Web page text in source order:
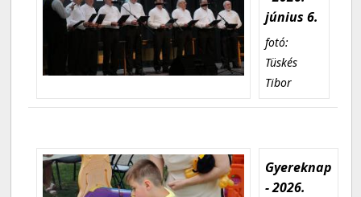
június 6.
fotó:
Tüskés
Tibor
Gyereknap
- 2026.